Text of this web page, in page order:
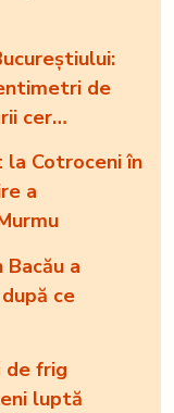
de
cer
la Cotroceni în
a
a
ce
de frig
luptă